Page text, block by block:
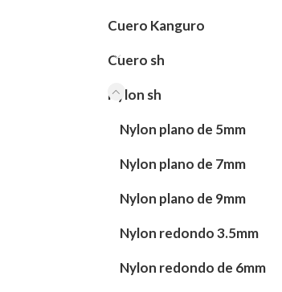
Cuero Kanguro
Cuero sh
Nylon sh
Nylon plano de 5mm
Nylon plano de 7mm
Nylon plano de 9mm
Nylon redondo 3.5mm
Nylon redondo de 6mm